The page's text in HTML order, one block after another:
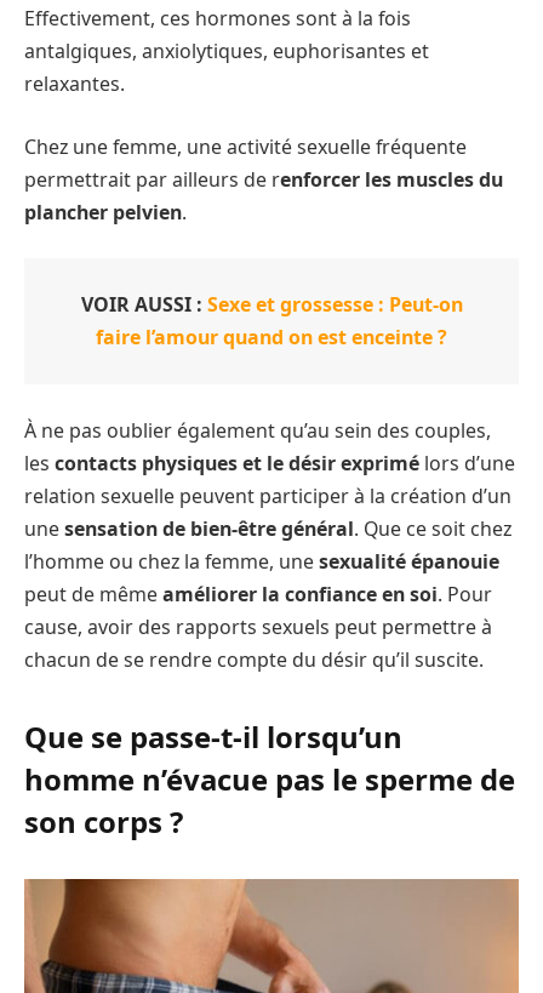
Effectivement, ces hormones sont à la fois
antalgiques, anxiolytiques, euphorisantes et
relaxantes.
Chez une femme, une activité sexuelle fréquente
permettrait par ailleurs de renforcer les muscles du
plancher pelvien.
VOIR AUSSI : Sexe et grossesse : Peut-on
faire l’amour quand on est enceinte ?
À ne pas oublier également qu’au sein des couples,
les contacts physiques et le désir exprimé lors d’une
relation sexuelle peuvent participer à la création d’un
unesensation de bien-être général. Que ce soit chez
l’homme ou chez la femme, unesexualité épanouie
peut de mêmeaméliorer la confiance en soi. Pour
cause, avoir des rapports sexuels peut permettre à
chacun de se rendre compte du désir qu’il suscite.
Que se passe-t-il lorsqu’un
homme n’évacue pas le sperme de
son corps ?